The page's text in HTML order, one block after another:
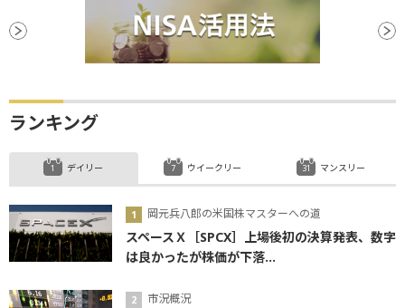
ランキング
デイリー
岡元兵八郎の米国株マスターへの道
スペースＸ［SPCX］上場後初の決算発表、数字
は良かったが株価が下落...
市況概況
ウイークリー マンスリー